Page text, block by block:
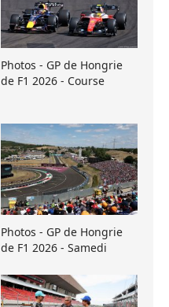
Photos - GP de Hongrie
de F1 2026 - Course
Photos - GP de Hongrie
de F1 2026 - Samedi